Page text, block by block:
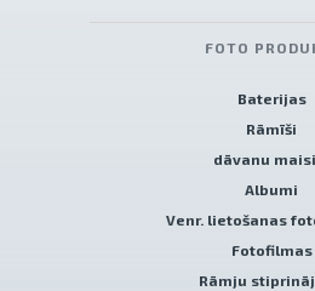
FOTO
Baterijas
Rāmīši
dāvanu
Albumi
Venr. lietošanas
Fotofilmas
Rāmju